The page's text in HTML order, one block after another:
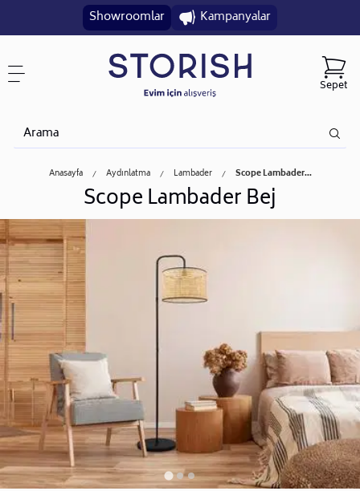
Showroomlar Kampanyalar
Sepet
Anasayfa Aydınlatma Lambader Scope Lambader...
Scope Lambader Bej